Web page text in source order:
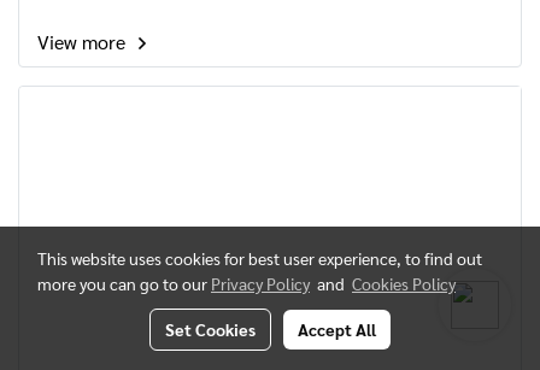
View more
This website uses cookies for best user experience, to find out
more you can go to our Privacy Policy and Cookies Policy
Set Cookies Accept All